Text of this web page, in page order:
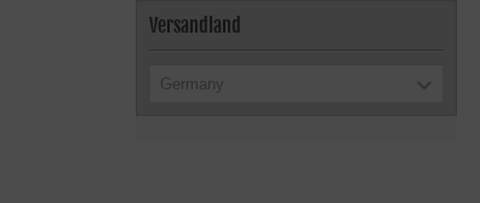
Versandland
Germany